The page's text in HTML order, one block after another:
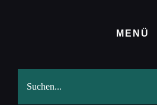
MENÜ
nach: